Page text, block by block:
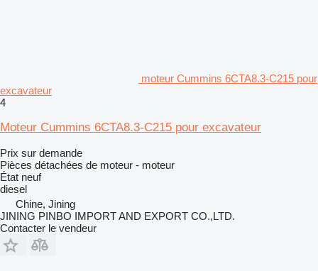
moteur Cummins 6CTA8.3-C215 pour
excavateur
4
Moteur Cummins 6CTA8.3-C215 pour excavateur
Prix sur demande
Pièces détachées de moteur - moteur
État neuf
diesel
Chine, Jining
JINING PINBO IMPORT AND EXPORT CO.,LTD.
Contacter le vendeur